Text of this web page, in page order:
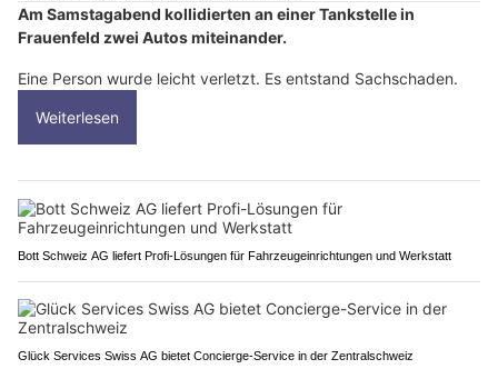
Am Samstagabend kollidierten an einer Tankstelle in
Frauenfeld zwei Autos miteinander.
Eine Person wurde leicht verletzt. Es entstand Sachschaden.
Weiterlesen
Bott Schweiz AG liefert Profi-Lösungen für Fahrzeugeinrichtungen und Werkstatt
Glück Services Swiss AG bietet Concierge-Service in der Zentralschweiz